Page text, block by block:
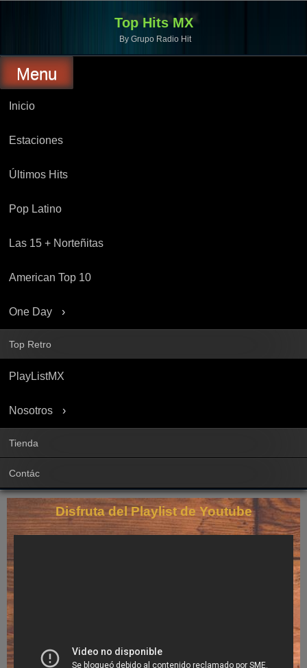
Top Hits MX
By Grupo Radio Hit
Menu
Inicio
Estaciones
Últimos Hits
Pop Latino
Las 15 + Norteñitas
American Top 10
One Day
Top Retro
PlayListMX
Nosotros
Tienda
Contác
Disfruta del Playlist de Youtube